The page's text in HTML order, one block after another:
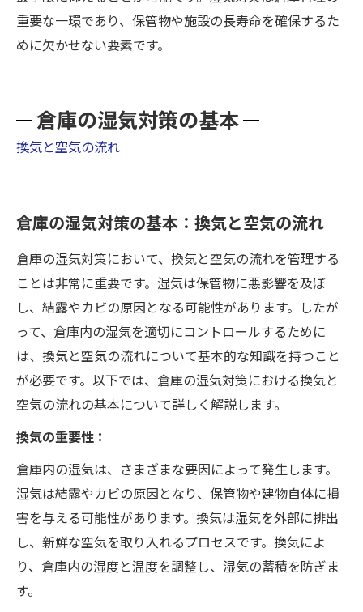
重要な一環であり、保管物や施設の長寿命を確保するた
めに欠かせない要素です。
倉庫の湿気対策の基本
換気と空気の流れ
倉庫の湿気対策の基本：換気と空気の流れ
倉庫の湿気対策において、換気と空気の流れを管理する
ことは非常に重要です。湿気は保管物に悪影響を及ぼ
し、結露やカビの原因となる可能性があります。したが
って、倉庫内の湿気を適切にコントロールするために
は、換気と空気の流れについて基本的な知識を持つこと
が必要です。以下では、倉庫の湿気対策における換気と
空気の流れの基本について詳しく解説します。
換気の重要性：
倉庫内の湿気は、さまざまな要因によって発生します。
湿気は結露やカビの原因となり、保管物や建物自体に損
害を与える可能性があります。換気は湿気を外部に排出
し、新鮮な空気を取り入れるプロセスです。換気によ
り、倉庫内の湿度と温度を調整し、湿気の蓄積を防ぎま
す。